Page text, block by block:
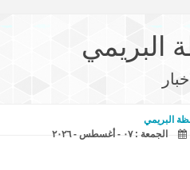
البريمي
البريمي
الجمعة : ٠٧ - أغسطس - ٢٠٢٦